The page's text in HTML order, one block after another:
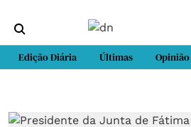
Edição Diária Últimas Opinião